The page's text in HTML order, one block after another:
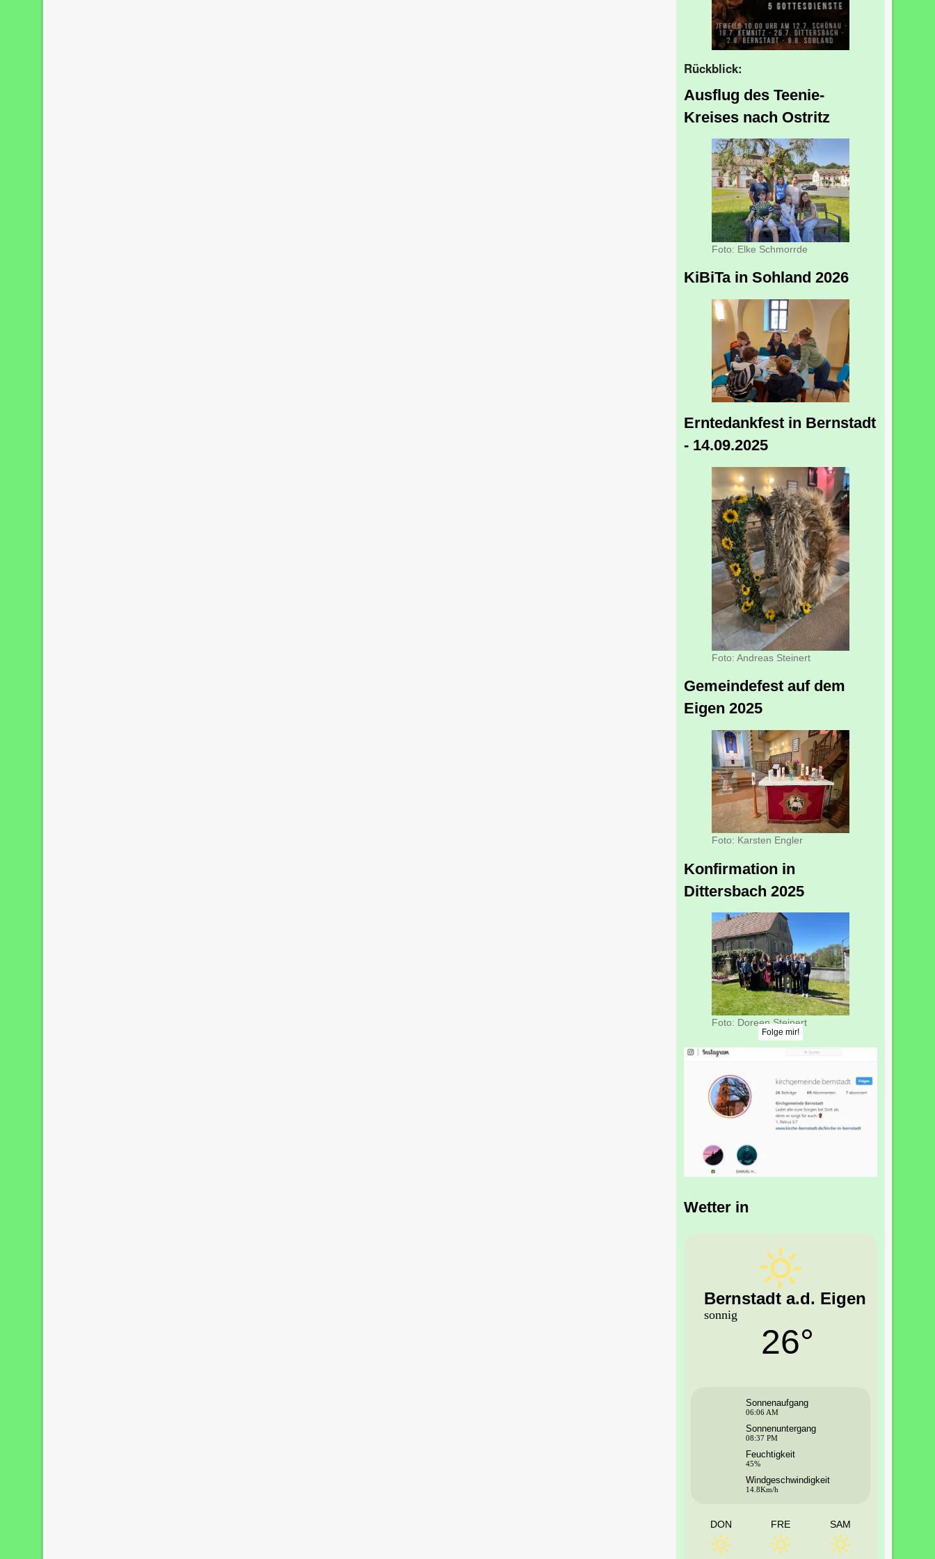
Rückblick:
Ausflug des Teenie-
Kreises nach Ostritz
Foto: Elke Schmorrde
KiBiTa in Sohland 2026
Erntedankfest in Bernstadt
- 14.09.2025
Foto: Andreas Steinert
Gemeindefest auf dem
Eigen 2025
Foto: Karsten Engler
Konfirmation in
Dittersbach 2025
Foto: Doreen Steinert
Folge mir!
Wetter in
Bernstadt a.d. Eigen
sonnig
26°
Sonnenaufgang
06:06 AM
Sonnenuntergang
08:37 PM
Feuchtigkeit
45%
Windgeschwindigkeit
14.8Km/h
DON FRE SAM